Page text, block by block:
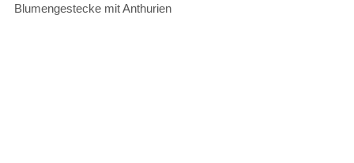
Blumengestecke mit Anthurien